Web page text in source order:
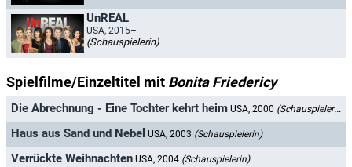
UnREAL
USA, 2015–
(Schauspielerin)
Spielfilme/Einzeltitel mit Bonita Friedericy
Die Abrechnung - Eine Tochter kehrt heim USA, 2000 (Schauspielerin)
Haus aus Sand und Nebel USA, 2003 (Schauspielerin)
Verrückte Weihnachten USA, 2004 (Schauspielerin)